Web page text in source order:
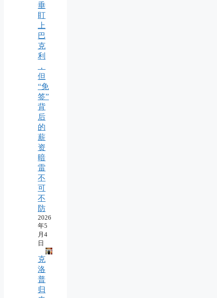
垂
盯
上
巴
克
利
，
但
“免
签”
背
后
的
薪
资
暗
雷
不
可
不
防
2026
年5
月4
日
克
洛
普
归